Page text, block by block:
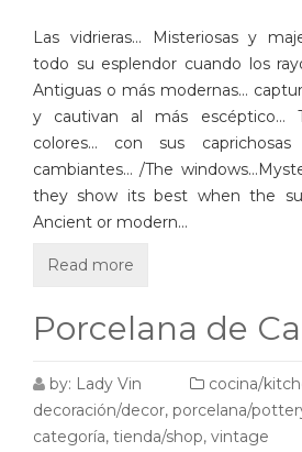
Las vidrieras… Misteriosas y
todo su esplendor cuando los
Antiguas o más modernas…
y cautivan al más escéptico…
colores… con sus
cambiantes… /The
they show its best when the
Ancient or modern…
Read more
Porcelana de
by: Lady Vin cocina/
decoración/decor, porcelana/
categoría, tienda/shop, vintage